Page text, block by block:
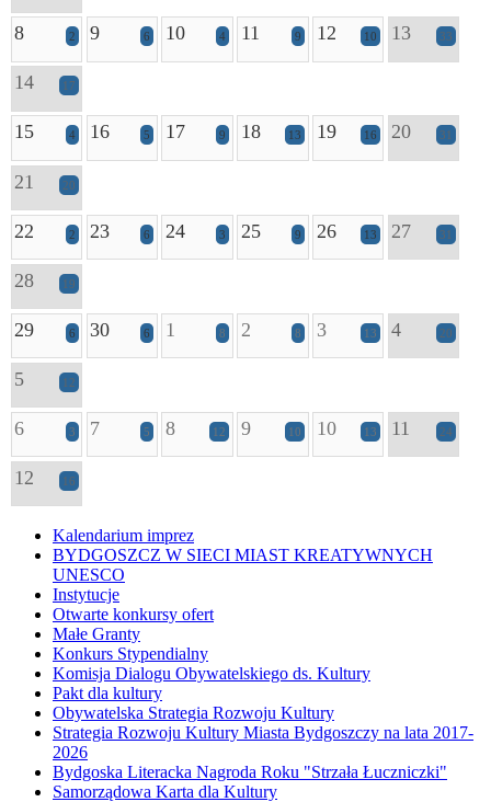
8 2 9 6 10 4 11 9 12 10 13 33
14 17
15 4 16 5 17 9 18 13 19 16 20 31
21 20
22 2 23 6 24 3 25 9 26 13 27 31
28 19
29 6 30 6 1 8 2 8 3 13 4 20
5 12
6 3 7 5 8 12 9 10 10 13 11 24
12 16
Kalendarium imprez
BYDGOSZCZ W SIECI MIAST KREATYWNYCH
UNESCO
Instytucje
Otwarte konkursy ofert
Małe Granty
Konkurs Stypendialny
Komisja Dialogu Obywatelskiego ds. Kultury
Pakt dla kultury
Obywatelska Strategia Rozwoju Kultury
Strategia Rozwoju Kultury Miasta Bydgoszczy na lata 2017-
2026
Bydgoska Literacka Nagroda Roku "Strzała Łuczniczki"
Samorządowa Karta dla Kultury